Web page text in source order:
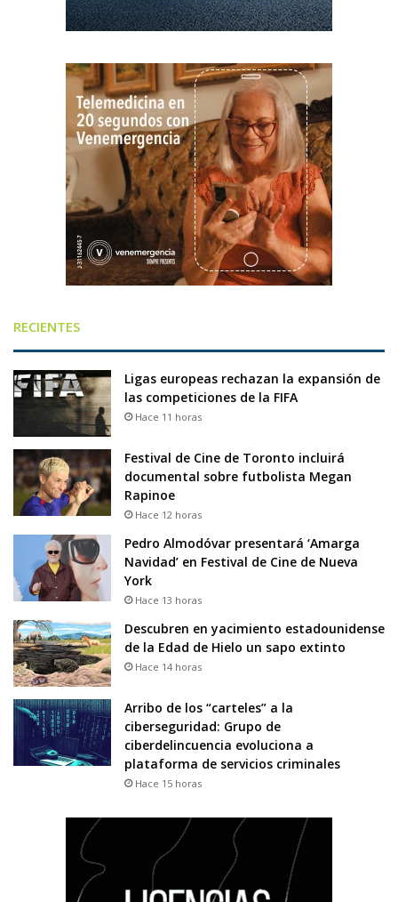
RECIENTES
Ligas europeas rechazan la expansión de
las competiciones de la FIFA
Hace 11 horas
Festival de Cine de Toronto incluirá
documental sobre futbolista Megan
Rapinoe
Hace 12 horas
Pedro Almodóvar presentará ‘Amarga
Navidad’ en Festival de Cine de Nueva
York
Hace 13 horas
Descubren en yacimiento estadounidense
de la Edad de Hielo un sapo extinto
Hace 14 horas
Arribo de los “carteles” a la
ciberseguridad: Grupo de
ciberdelincuencia evoluciona a
plataforma de servicios criminales
Hace 15 horas